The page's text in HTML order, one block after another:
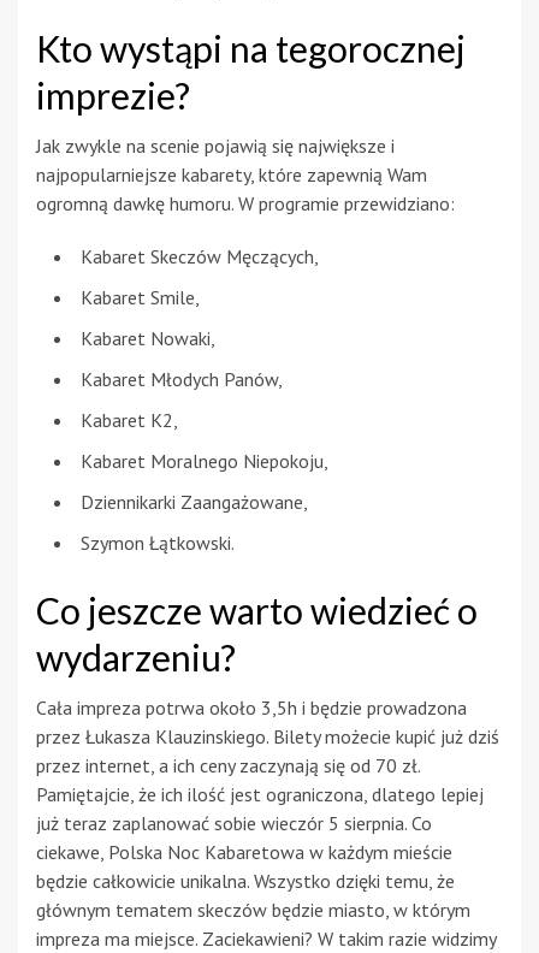
Kto wystąpi na tegorocznej
imprezie?
Jak zwykle na scenie pojawią się największe i
najpopularniejsze kabarety, które zapewnią Wam
ogromną dawkę humoru. W programie przewidziano:
Kabaret Skeczów Męczących,
Kabaret Smile,
Kabaret Nowaki,
Kabaret Młodych Panów,
Kabaret K2,
Kabaret Moralnego Niepokoju,
Dziennikarki Zaangażowane,
Szymon Łątkowski.
Co jeszcze warto wiedzieć o
wydarzeniu?
Cała impreza potrwa około 3,5h i będzie prowadzona
przez Łukasza Klauzinskiego. Bilety możecie kupić już dziś
przez internet, a ich ceny zaczynają się od 70 zł.
Pamiętajcie, że ich ilość jest ograniczona, dlatego lepiej
już teraz zaplanować sobie wieczór 5 sierpnia. Co
ciekawe, Polska Noc Kabaretowa w każdym mieście
będzie całkowicie unikalna. Wszystko dzięki temu, że
głównym tematem skeczów będzie miasto, w którym
impreza ma miejsce. Zaciekawieni? W takim razie widzimy